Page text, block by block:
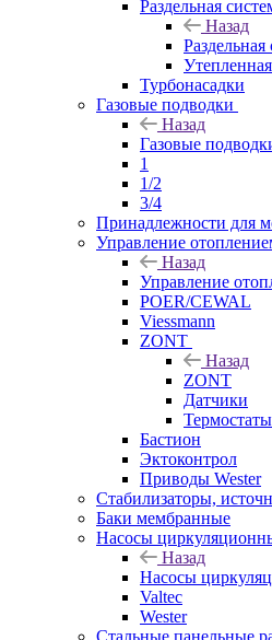
Раздельная
Назад
Раздельная
Турбонасадки
Газовые подводки
Назад
Газовые
1
1/2
3/4
Принадлежности для
Управление
Назад
Управление
POER/CEWAL
Viessmann
ZONT
Назад
ZONT
Датчики
Бастион
Эктоконтрол
Приводы Wester
Стабилизаторы,
Баки мембранные
Насосы
Назад
Насосы
Valtec
Wester
Стальные панельные